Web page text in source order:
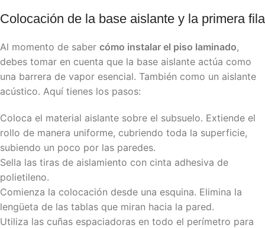
Colocación de la base aislante y la primera fila
Al momento de saber cómo instalar el piso laminado,
debes tomar en cuenta que la base aislante actúa como
una barrera de vapor esencial. También como un aislante
acústico. Aquí tienes los pasos:
Coloca el material aislante sobre el subsuelo. Extiende el
rollo de manera uniforme, cubriendo toda la superficie,
subiendo un poco por las paredes.
Sella las tiras de aislamiento con cinta adhesiva de
polietileno.
Comienza la colocación desde una esquina. Elimina la
lengüeta de las tablas que miran hacia la pared.
Utiliza las cuñas espaciadoras en todo el perímetro para